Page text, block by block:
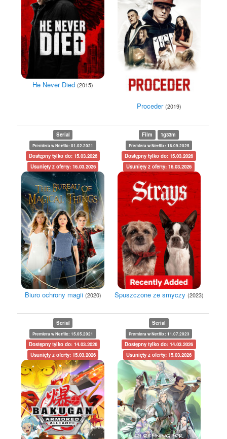
He Never Died (2015)
Proceder (2019)
Serial
Premiera w Netflix: 01.02.2021
Dostępny tylko do: 15.03.2026
Usunięty z oferty: 16.03.2026
Biuro ochrony magii (2020)
Film 1g33m
Premiera w Netflix: 16.09.2025
Dostępny tylko do: 15.03.2026
Usunięty z oferty: 16.03.2026
Spuszczone ze smyczy (2023)
Serial
Premiera w Netflix: 15.05.2021
Dostępny tylko do: 14.03.2026
Usunięty z oferty: 15.03.2026
Serial
Premiera w Netflix: 11.07.2023
Dostępny tylko do: 14.03.2026
Usunięty z oferty: 15.03.2026